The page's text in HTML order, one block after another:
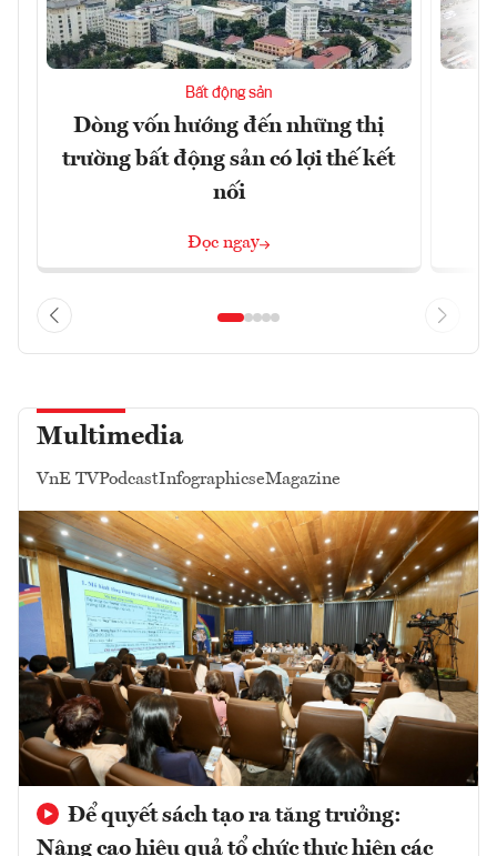
Bất động sản
Dòng vốn hướng đến những thị
trường bất động sản có lợi thế kết
nối
Đọc ngay
Multimedia
VnE TVPodcastInfographicseMagazine
Để quyết sách tạo ra tăng trưởng:
Nâng cao hiệu quả tổ chức thực hiện các